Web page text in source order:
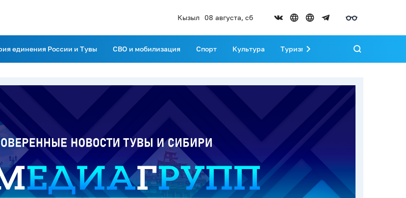
Кызыл 08 августа, сб
единения России и Тувы СВО и мобилизация Спорт Культура Туризм Развитие Тувы